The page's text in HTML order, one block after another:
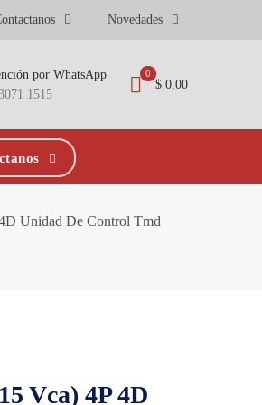
Novedades
por WhatsApp
1515
0
$ 0,00
Unidad De Control Tmd
Vca) 4P 4D